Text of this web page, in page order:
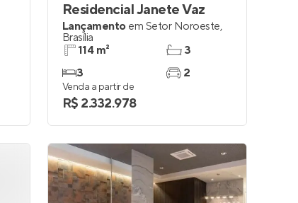
Residencial Janete Vaz
Lançamento em Setor Noroeste,
Brasília
114 m²
3
3
2
Venda a partir de
R$ 2.332.978